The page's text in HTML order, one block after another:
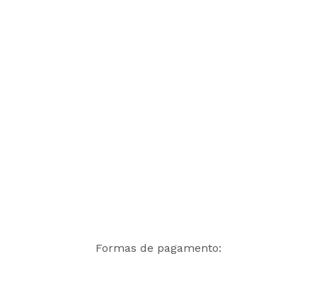
Formas de pagamento: